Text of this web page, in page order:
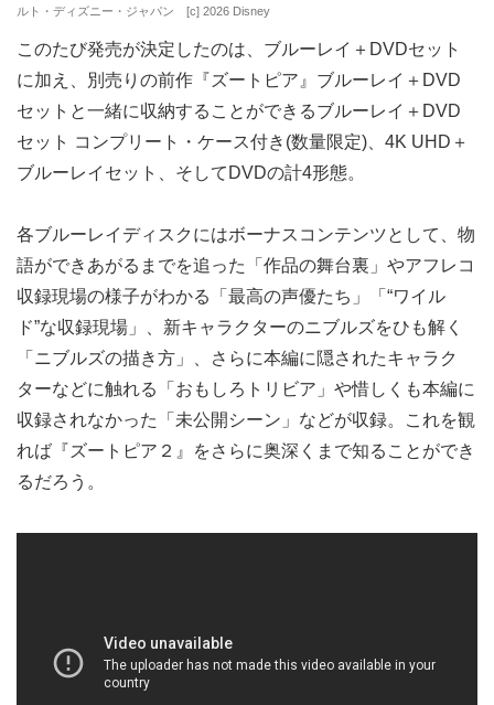
ルト・ディズニー・ジャパン [c] 2026 Disney
このたび発売が決定したのは、ブルーレイ＋DVDセット
に加え、別売りの前作『ズートピア』ブルーレイ＋DVD
セットと一緒に収納することができるブルーレイ＋DVD
セット コンプリート・ケース付き(数量限定)、4K UHD＋
ブルーレイセット、そしてDVDの計4形態。
各ブルーレイディスクにはボーナスコンテンツとして、物
語ができあがるまでを追った「作品の舞台裏」やアフレコ
収録現場の様子がわかる「最高の声優たち」「“ワイル
ド”な収録現場」、新キャラクターのニブルズをひも解く
「ニブルズの描き方」、さらに本編に隠されたキャラク
ターなどに触れる「おもしろトリビア」や惜しくも本編に
収録されなかった「未公開シーン」などが収録。これを観
れば『ズートピア２』をさらに奥深くまで知ることができ
るだろう。